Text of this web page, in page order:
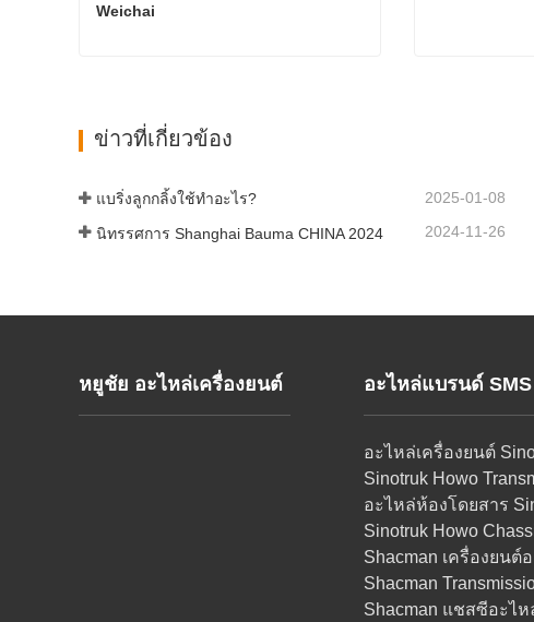
Weichai
ติดต่อเดี๋ยวนี้
ข่าวที่เกี่ยวข้อง
แบริ่งลูกกลิ้งใช้ทำอะไร? 2025-01-08
นิทรรศการ Shanghai Bauma CHINA 2024 2024-11-26
หยูชัย อะไหล่เครื่องยนต์ อะไหล่แบรนด์ SMS
อะไหล่เครื่องยนต์
Sinotruk Howo
อะไหล่ห้องโดยสาร
Sinotruk Howo
Shacman เครื่องยนต์
Shacman
Shacman แชสซีอะไห